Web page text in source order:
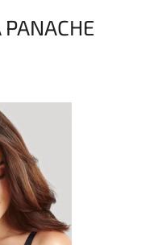
PANACHE